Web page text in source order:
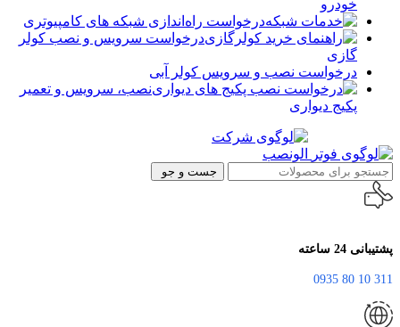
خودرو
درخواست راه‌اندازی شبکه های کامپیوتری
درخواست سرویس و نصب کولر
گازی
درخواست نصب و سرویس کولر آبی
نصب، سرویس و تعمیر
پکیج دیواری
جست و جو
پشتیبانی 24 ساعته
311 10 80 0935